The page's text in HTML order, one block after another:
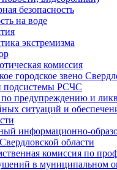
безопасность
на воде
экстремизма
комиссия
городское звено
подсистемы РСЧС
предупреждению и
ситуаций и
информационно-
области
комиссия по
в муниципальном